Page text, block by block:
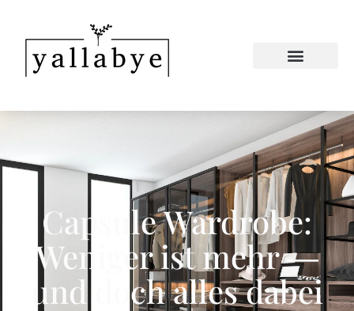
Capsule Wardrobe:
Weniger ist mehr —
und doch alles dabei